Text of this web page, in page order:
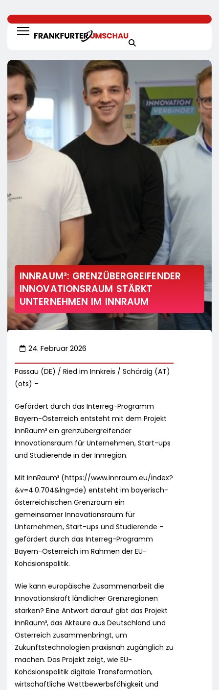
INNRAUM³: GRENZÜBERGREIFENDER
INNOVATIONSRAUM STÄRKT
UNTERNEHMEN IM INNRAUM
24. Februar 2026
Passau (DE) / Ried im Innkreis / Schärdig (AT)
(ots) –
Gefördert durch das Interreg-Programm
Bayern-Österreich entsteht mit dem Projekt
InnRaum³ ein grenzübergreifender
Innovationsraum für Unternehmen, Start-ups
und Studierende in der Innregion.
Mit InnRaum³ (https://www.innraum.eu/index?
&v=4.0.704&lng=de) entsteht im bayerisch-
österreichischen Grenzraum ein
gemeinsamer Innovationsraum für
Unternehmen, Start-ups und Studierende –
gefördert durch das Interreg-Programm
Bayern-Österreich im Rahmen der EU-
Kohäsionspolitik.
Wie kann europäische Zusammenarbeit die
Innovationskraft ländlicher Grenzregionen
stärken? Eine Antwort darauf gibt das Projekt
InnRaum³, das Akteure aus Deutschland und
Österreich zusammenbringt, um
Zukunftstechnologien praxisnah zugänglich zu
machen. Das Projekt zeigt, wie EU-
Kohäsionspolitik digitale Transformation,
wirtschaftliche Wettbewerbsfähigkeit und